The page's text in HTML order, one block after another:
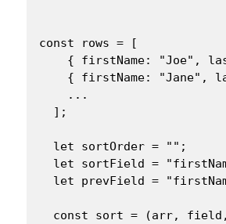
const rows = [
{ firstName: "Joe",
{ firstName: "Jane",
    ...
  ];
  let sortOrder = "";
let sortField =
let prevField =
const sort = (arr,